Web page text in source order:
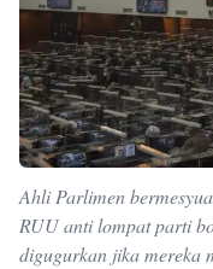
Ahli Parlimen
RUU anti lompat parti
digugurkan jika mereka